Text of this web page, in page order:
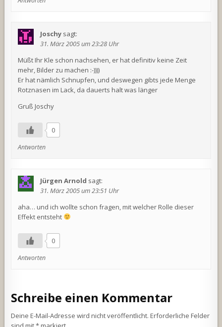
Joschy sagt:
31. März 2005 um 23:28 Uhr
Müßt Ihr Kle schon nachsehen, er hat definitiv keine Zeit
mehr, Bilder zu machen :-))))
Er hat nämlich Schnupfen, und deswegen gibts jede Menge
Rotznasen im Lack, da dauerts halt was länger
Gruß Joschy
0
Antworten
Jürgen Arnold sagt:
31. März 2005 um 23:51 Uhr
aha… und ich wollte schon fragen, mit welcher Rolle dieser
Effekt entsteht
0
Antworten
Schreibe einen Kommentar
Deine E-Mail-Adresse wird nicht veröffentlicht. Erforderliche Felder